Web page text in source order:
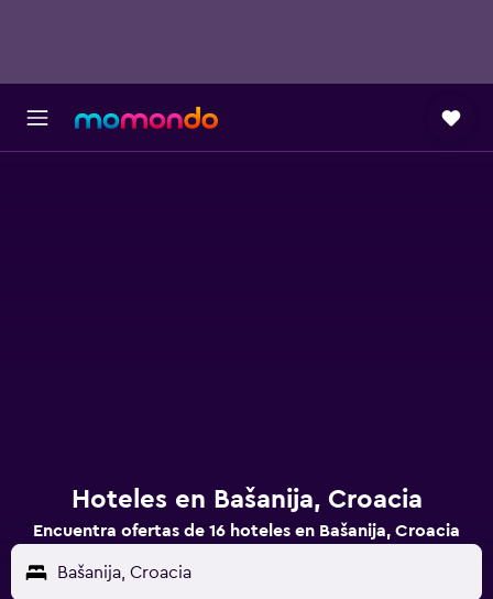
Hoteles en Bašanija, Croacia
Encuentra ofertas de 16 hoteles en Bašanija, Croacia
Bašanija, Croacia